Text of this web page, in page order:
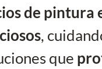
de pintura
,
que